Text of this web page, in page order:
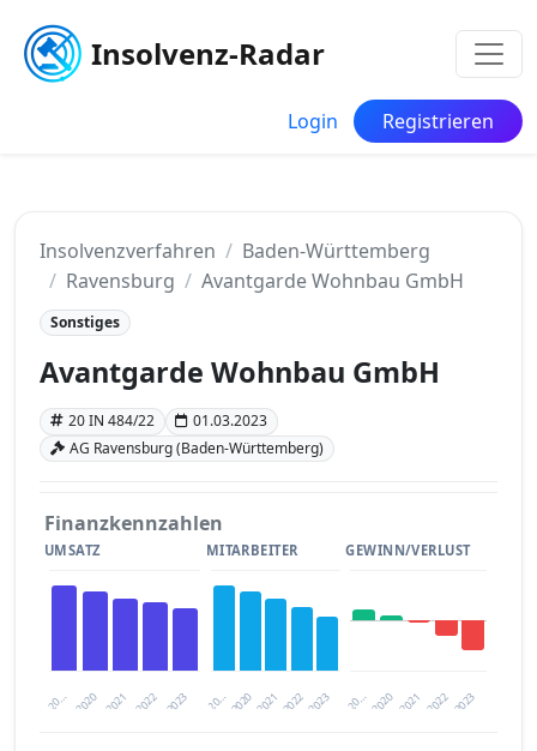
Insolvenz-Radar
Login Registrieren
Insolvenzverfahren
Baden-Württemberg
Ravensburg
Avantgarde Wohnbau GmbH
Sonstiges
Avantgarde Wohnbau GmbH
20 IN 484/22
01.03.2023
AG Ravensburg (Baden-Württemberg)
Finanzkennzahlen
UMSATZ
20… 2021 2023
2020 2022
MITARBEITER
20… 2021 2023
2020 2022
GEWINN/VERLUST
20… 2021 2023
2020 2022